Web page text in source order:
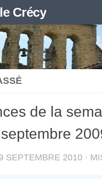
content
Crécy
de la
SEPTEMBRE 2010 ·